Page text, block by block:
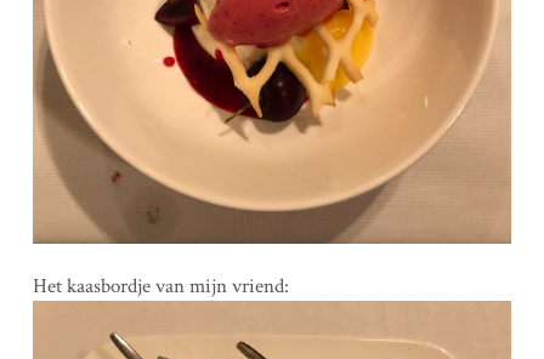
Het kaasbordje van mijn vriend: